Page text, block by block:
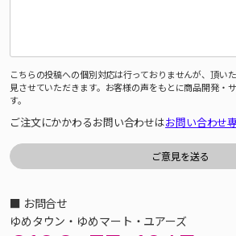
こちらの投稿への個別対応は行っておりませんが、頂い
見させていただきます。お客様の声をもとに商品開発・
す。
ご注文にかかわるお問い合わせはお問い合わせ
■ お問合せ
ゆめタウン・ゆめマート・ユアーズ